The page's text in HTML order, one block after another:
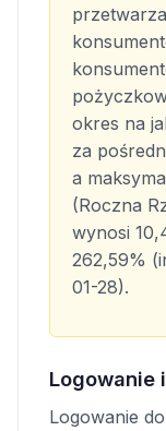
okres na
za
a
(Roczna
wynosi
262,59%
01-28).
Logowanie
Logowanie